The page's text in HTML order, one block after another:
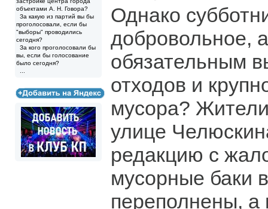
объектами А. Н. Говора?
За какую из партий вы бы
проголосовали, если бы
"выборы" проводились
сегодня?
За кого проголосовали бы
вы, если бы голосование
было сегодня?
Однако
добровольное,
обязательным
отходов и
мусора?
улице
редакцию с
мусорные баки
переполнены, а